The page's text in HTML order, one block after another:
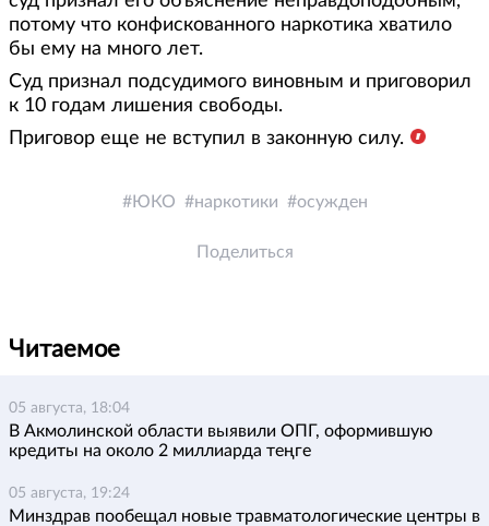
потому что конфискованного наркотика хватило
бы ему на много лет.
Суд признал подсудимого виновным и приговорил
к 10 годам лишения свободы.
Приговор еще не вступил в законную силу.
ЮКО наркотики осужден
Поделиться
Читаемое
05 августа, 18:04
В Акмолинской области выявили ОПГ, оформившую
кредиты на около 2 миллиарда теңге
05 августа, 19:24
Минздрав пообещал новые травматологические центры в